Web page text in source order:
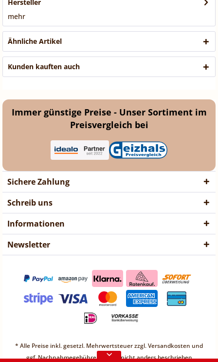
❤ Liebe Kunden ❤
Vorübergehend sind keine
Bestellungen möglich.
Weitere Informationen
Vorübergehend sind keine
Bestellungen möglich.
Hersteller
mehr
Ähnliche Artikel
Kunden kauften auch
Immer günstige Preise - Unser Sortiment im
Preisvergleich bei
Sichere Zahlung
Schreib uns
Informationen
Newsletter
* Alle Preise inkl. gesetzl. Mehrwertsteuer zzgl.Versandkosten und
ggf. Nachnahmegebühren, wenn nicht anders beschrieben